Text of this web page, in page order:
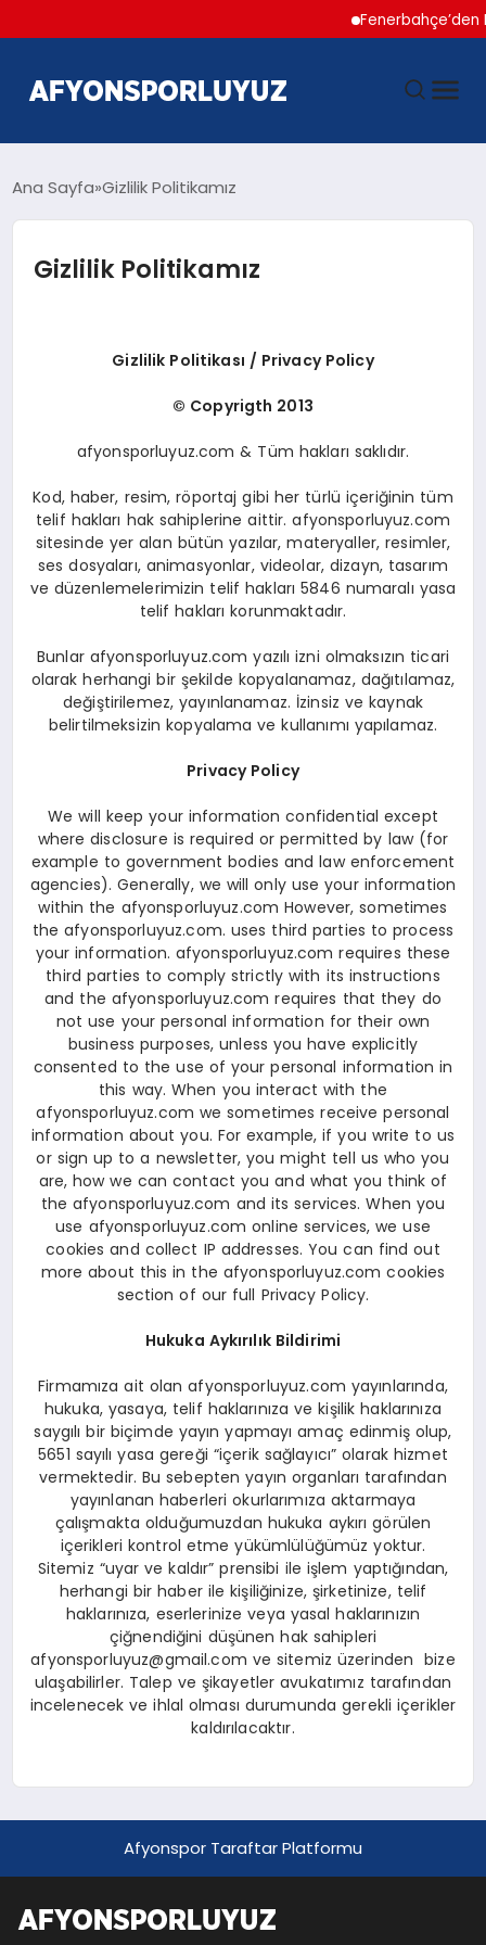
Fenerbahçe’den
Ana Sayfa Gizlilik Politikamız
Gizlilik Politikamız
Gizlilik Politikası / Privacy Policy
© Copyrigth 2013
afyonsporluyuz.com & Tüm hakları saklıdır.
Kod, haber, resim, röportaj gibi her türlü içeriğinin tüm
telif hakları hak sahiplerine aittir. afyonsporluyuz.com
sitesinde yer alan bütün yazılar, materyaller, resimler,
ses dosyaları, animasyonlar, videolar, dizayn, tasarım
ve düzenlemelerimizin telif hakları 5846 numaralı yasa
telif hakları korunmaktadır.
Bunlar afyonsporluyuz.com yazılı izni olmaksızın ticari
olarak herhangi bir şekilde kopyalanamaz, dağıtılamaz,
değiştirilemez, yayınlanamaz. İzinsiz ve kaynak
belirtilmeksizin kopyalama ve kullanımı yapılamaz.
Privacy Policy
We will keep your information confidential except
where disclosure is required or permitted by law (for
example to government bodies and law enforcement
agencies). Generally, we will only use your information
within the afyonsporluyuz.com However, sometimes
the afyonsporluyuz.com. uses third parties to process
your information. afyonsporluyuz.com requires these
third parties to comply strictly with its instructions
and the afyonsporluyuz.com requires that they do
not use your personal information for their own
business purposes, unless you have explicitly
consented to the use of your personal information in
this way. When you interact with the
afyonsporluyuz.com we sometimes receive personal
information about you. For example, if you write to us
or sign up to a newsletter, you might tell us who you
are, how we can contact you and what you think of
the afyonsporluyuz.com and its services. When you
use afyonsporluyuz.com online services, we use
cookies and collect IP addresses. You can find out
more about this in the afyonsporluyuz.com cookies
section of our full Privacy Policy.
Hukuka Aykırılık Bildirimi
Firmamıza ait olan afyonsporluyuz.com yayınlarında,
hukuka, yasaya, telif haklarınıza ve kişilik haklarınıza
saygılı bir biçimde yayın yapmayı amaç edinmiş olup,
5651 sayılı yasa gereği “içerik sağlayıcı” olarak hizmet
vermektedir. Bu sebepten yayın organları tarafından
yayınlanan haberleri okurlarımıza aktarmaya
çalışmakta olduğumuzdan hukuka aykırı görülen
içerikleri kontrol etme yükümlülüğümüz yoktur.
Sitemiz “uyar ve kaldır” prensibi ile işlem yaptığından,
herhangi bir haber ile kişiliğinize, şirketinize, telif
haklarınıza, eserlerinize veya yasal haklarınızın
çiğnendiğini düşünen hak sahipleri
afyonsporluyuz@gmail.com ve sitemiz üzerinden bize
ulaşabilirler. Talep ve şikayetler avukatımız tarafından
incelenecek ve ihlal olması durumunda gerekli içerikler
kaldırılacaktır.
Afyonspor Taraftar Platformu